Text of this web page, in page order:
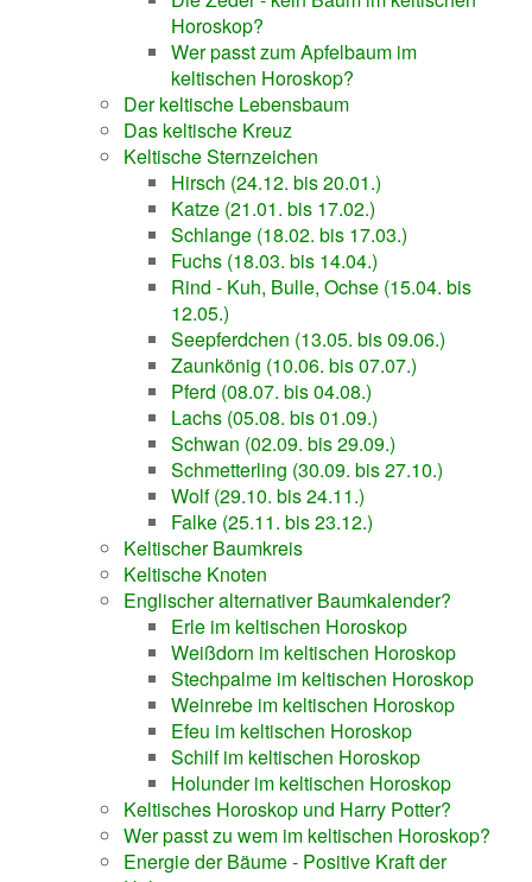
Horoskop?
Wer passt zum Apfelbaum im
keltischen Horoskop?
Der keltische Lebensbaum
Das keltische Kreuz
Keltische Sternzeichen
Hirsch (24.12. bis 20.01.)
Katze (21.01. bis 17.02.)
Schlange (18.02. bis 17.03.)
Fuchs (18.03. bis 14.04.)
Rind - Kuh, Bulle, Ochse (15.04. bis
12.05.)
Seepferdchen (13.05. bis 09.06.)
Zaunkönig (10.06. bis 07.07.)
Pferd (08.07. bis 04.08.)
Lachs (05.08. bis 01.09.)
Schwan (02.09. bis 29.09.)
Schmetterling (30.09. bis 27.10.)
Wolf (29.10. bis 24.11.)
Falke (25.11. bis 23.12.)
Keltischer Baumkreis
Keltische Knoten
Englischer alternativer Baumkalender?
Erle im keltischen Horoskop
Weißdorn im keltischen Horoskop
Stechpalme im keltischen Horoskop
Weinrebe im keltischen Horoskop
Efeu im keltischen Horoskop
Schilf im keltischen Horoskop
Holunder im keltischen Horoskop
Keltisches Horoskop und Harry Potter?
Wer passt zu wem im keltischen Horoskop?
Energie der Bäume - Positive Kraft der